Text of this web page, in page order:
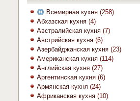
Всемирная кухня(258)
Абхазская кухня (4)
Австралийская кухня (7)
Австрийская кухня (6)
Азербайджанская кухня (23)
Американская кухня (114)
Английская кухня (27)
Аргентинская кухня (6)
Армянская кухня (24)
Африканская кухня (10)